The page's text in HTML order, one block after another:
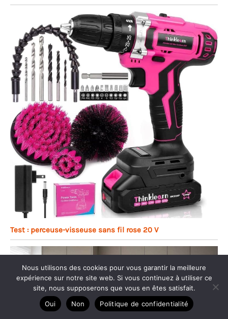
Test : perceuse-visseuse sans fil rose 20 V
Nous utilisons des cookies pour vous garantir la meilleure
expérience sur notre site web. Si vous continuez à utiliser ce
site, nous supposerons que vous en êtes satisfait.
Oui
Non Politique de confidentialité